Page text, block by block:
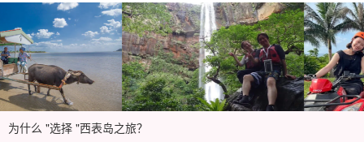
为什么 "选择 "西表岛之旅？